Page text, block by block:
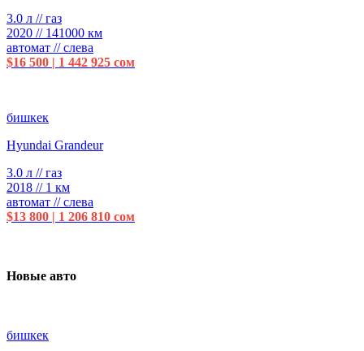
3.0 л // газ
2020 // 141000 км
автомат // слева
$16 500 | 1 442 925 сом
бишкек
Hyundai Grandeur
3.0 л // газ
2018 // 1 км
автомат // слева
$13 800 | 1 206 810 сом
Новые авто
бишкек